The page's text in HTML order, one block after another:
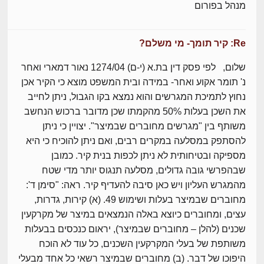
מנהל בפורום
Re: קיר תומך- מי משלם?
שלום, לפי פסק דין בת.א (י-ם) 1274/04 נאור דמארי ואחר
נ' תומר אקוע ואחר- במידה ובית המשפט מוצא כי הקיר אכן
נחוץ לתמיכת המגרשים והוא נמצא בקו הגבול, ניתן לחייב
את השכן בעלות 50% מהקמתו שכן מדובר ברכוש הנחשב
משותף בין "מגרשים מחוברים שבמיצר". יצויין כי ניתן
להסתפק במסלעה במקרים רבים, ואם ניתן להוכיח כי היא
מספיקה ובטיחותית לא ניתן לכפות בנית קיר. כמובן
שבהפרשי גובה גדולים, מסלעה תנגוס יותר מדי שטח
מהמגרש העליון ויש כאן סיבה להעדיף קיר. ראה: "סימן ד':
מחוברים שבמיצר בעלות ושימוש 49. (א) קירות, גדרות,
עצים, ומחוברים כיוצא באלה הנמצאים במיצר של מקרקעין
שכנים (להלן – מחוברים שבמיצר), יראום כנכסים בבעלות
משותפת של בעלי המקרקעין השכנים, כל עוד לא הוכח
היפוכו של דבר. (ב) מחוברים שבמיצר רשאי כל אחד מבעלי